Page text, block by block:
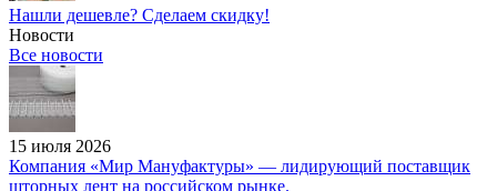
Нашли дешевле? Сделаем скидку!
Новости
Все новости
15 июля 2026
Компания «Мир Мануфактуры» — лидирующий поставщик
шторных лент на российском рынке.